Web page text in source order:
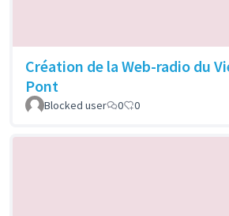
Création de la Web-radio du
Pont
Blocked user 0 0